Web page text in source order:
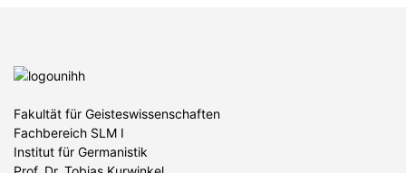
Fakultät für Geisteswissenschaften
Fachbereich SLM I
Institut für Germanistik